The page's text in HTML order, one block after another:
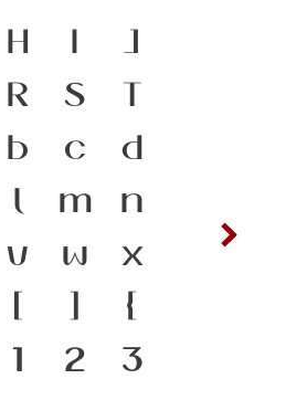
H I J
R S T
b c d
l m n
v w x
[ ] {
1 2 3
ทำให้
าษา คือ
าติ ตัว
ำให้
มพ์ที่
นแปลง
านที่
ฟ
ห